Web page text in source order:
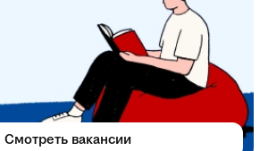
Смотреть вакансии